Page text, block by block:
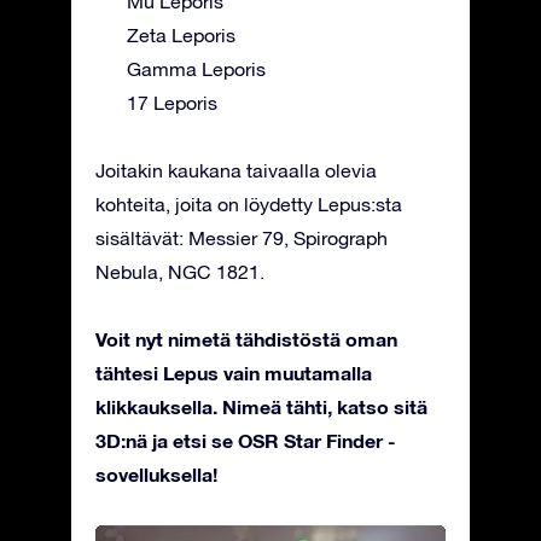
Zeta Leporis
Gamma Leporis
17 Leporis
Joitakin kaukana taivaalla olevia
kohteita, joita on löydetty Lepus:sta
sisältävät: Messier 79, Spirograph
Nebula, NGC 1821.
Voit nyt nimetä tähdistöstä oman
tähtesi Lepus vain muutamalla
klikkauksella. Nimeä tähti, katso sitä
3D:nä ja etsi se OSR Star Finder -
sovelluksella!